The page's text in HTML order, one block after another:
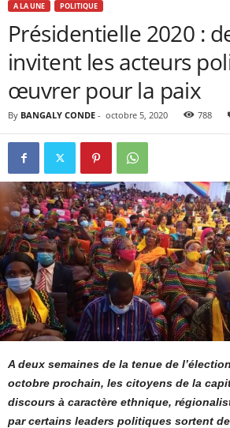
A LA UNE POLITIQUE
Présidentielle 2020 :
invitent les acteurs
œuvrer pour la paix
By BANGALY CONDE - octobre 5, 2020 788
A deux semaines de la tenue de
octobre prochain, les citoyens de la
discours à caractère ethnique,
par certains leaders politiques sortent